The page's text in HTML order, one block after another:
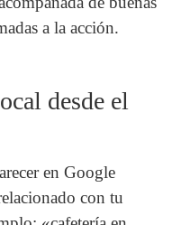
a la acción.
desde el
en Google
con tu